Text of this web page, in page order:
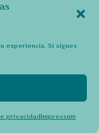
experiencia. Si sigues
privacidadImpressum